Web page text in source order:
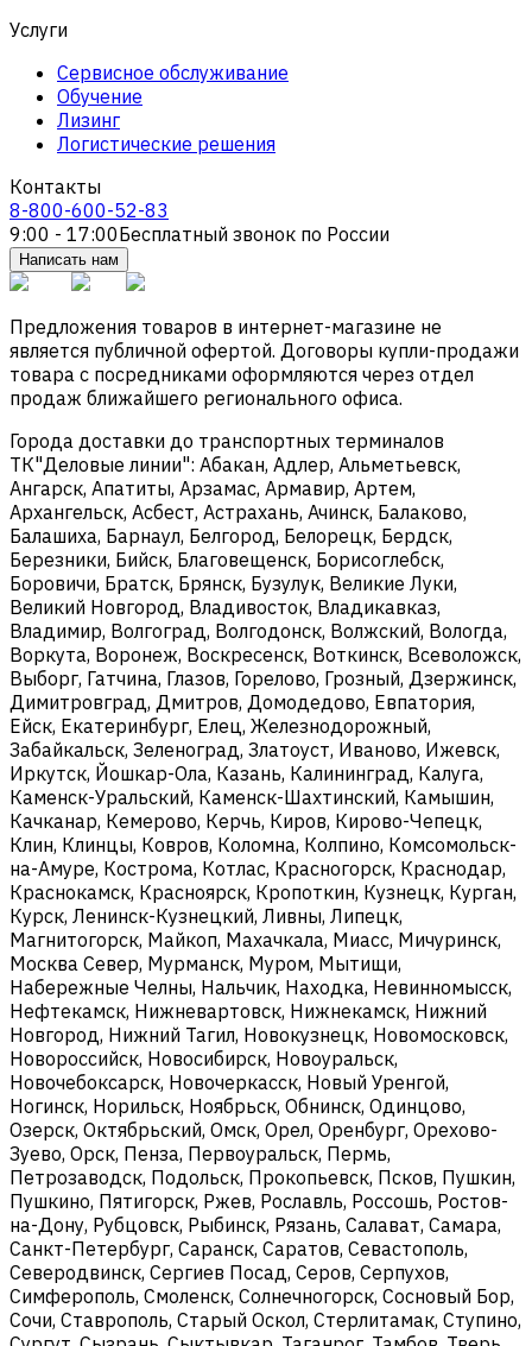
Услуги
Сервисное обслуживание
Обучение
Лизинг
Логистические решения
Контакты
8-800-600-52-83
9:00 - 17:00Бесплатный звонок по России
Написать нам
Предложения товаров в интернет-магазине не
является публичной офертой. Договоры купли-продажи
товара с посредниками оформляются через отдел
продаж ближайшего регионального офиса.
Города доставки до транспортных терминалов
ТК"Деловые линии": Абакан, Адлер, Альметьевск,
Ангарск, Апатиты, Арзамас, Армавир, Артем,
Архангельск, Асбест, Астрахань, Ачинск, Балаково,
Балашиха, Барнаул, Белгород, Белорецк, Бердск,
Березники, Бийск, Благовещенск, Борисоглебск,
Боровичи, Братск, Брянск, Бузулук, Великие Луки,
Великий Новгород, Владивосток, Владикавказ,
Владимир, Волгоград, Волгодонск, Волжский, Вологда,
Воркута, Воронеж, Воскресенск, Воткинск, Всеволожск,
Выборг, Гатчина, Глазов, Горелово, Грозный, Дзержинск,
Димитровград, Дмитров, Домодедово, Евпатория,
Ейск, Екатеринбург, Елец, Железнодорожный,
Забайкальск, Зеленоград, Златоуст, Иваново, Ижевск,
Иркутск, Йошкар-Ола, Казань, Калининград, Калуга,
Каменск-Уральский, Каменск-Шахтинский, Камышин,
Качканар, Кемерово, Керчь, Киров, Кирово-Чепецк,
Клин, Клинцы, Ковров, Коломна, Колпино, Комсомольск-
на-Амуре, Кострома, Котлас, Красногорск, Краснодар,
Краснокамск, Красноярск, Кропоткин, Кузнецк, Курган,
Курск, Ленинск-Кузнецкий, Ливны, Липецк,
Магнитогорск, Майкоп, Махачкала, Миасс, Мичуринск,
Москва Север, Мурманск, Муром, Мытищи,
Набережные Челны, Нальчик, Находка, Невинномысск,
Нефтекамск, Нижневартовск, Нижнекамск, Нижний
Новгород, Нижний Тагил, Новокузнецк, Новомосковск,
Новороссийск, Новосибирск, Новоуральск,
Новочебоксарск, Новочеркасск, Новый Уренгой,
Ногинск, Норильск, Ноябрьск, Обнинск, Одинцово,
Озерск, Октябрьский, Омск, Орел, Оренбург, Орехово-
Зуево, Орск, Пенза, Первоуральск, Пермь,
Петрозаводск, Подольск, Прокопьевск, Псков, Пушкин,
Пушкино, Пятигорск, Ржев, Рославль, Россошь, Ростов-
на-Дону, Рубцовск, Рыбинск, Рязань, Салават, Самара,
Санкт-Петербург, Саранск, Саратов, Севастополь,
Северодвинск, Сергиев Посад, Серов, Серпухов,
Симферополь, Смоленск, Солнечногорск, Сосновый Бор,
Сочи, Ставрополь, Старый Оскол, Стерлитамак, Ступино,